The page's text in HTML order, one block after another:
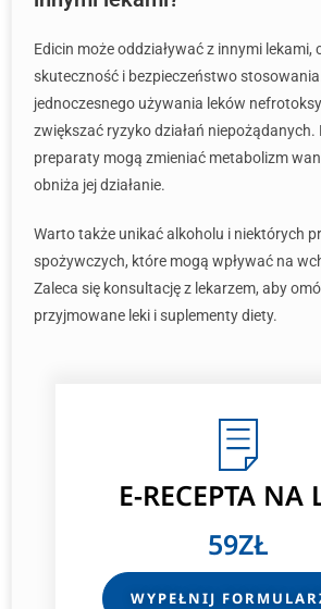
Edicin może oddziaływać z innymi lekami,
skuteczność i bezpieczeństwo
jednoczesnego używania leków
zwiększać ryzyko działań
preparaty mogą zmieniać metabolizm
obniża jej działanie.
Warto także unikać alkoholu i niektórych
spożywczych, które mogą wpływać na
Zaleca się konsultację z lekarzem, aby
przyjmowane leki i suplementy diety.
E-RECEPTA NA
59ZŁ
WYPEŁNIJ